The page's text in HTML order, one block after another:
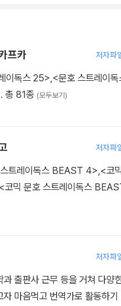
프카 저자파
이독스 25> <문호 스트레이
총 81종 (모두보기)
저자파
트레이독스 BEAST 4> <코
<코믹 문호 스트레이독스
저자파
과 출판사 근무 등을 거쳐 다양
마음먹고 번역가로 활동하